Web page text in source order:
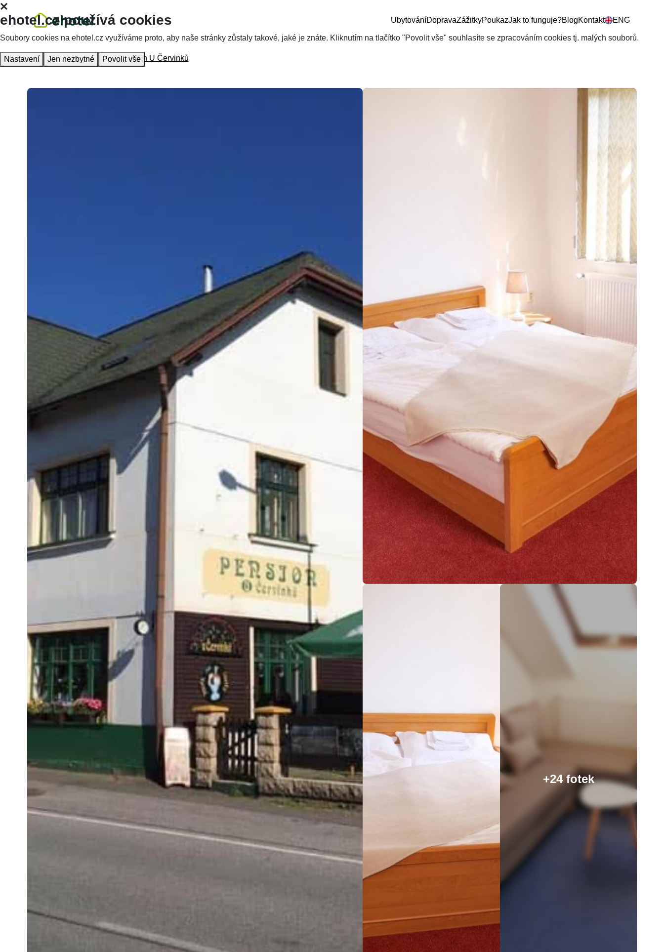
UbytováníDopravaZážitkyPoukazJak to funguje?BlogKontakt ENG
Hlavní stránka Ubytování Pension U Červinků
+24 fotek
ehotel.cz používá cookies
Soubory cookies na ehotel.cz využíváme proto, aby naše stránky zůstaly takové, jaké je znáte. Kliknutím na tlačítko "Povolit vše" souhlasíte se zpracováním cookies tj. malých souborů.
Nastavení Jen nezbytné Povolit vše